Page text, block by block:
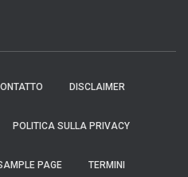
DISCLAIMER
POLITICA SULLA PRIVACY
PAGE TERMINI